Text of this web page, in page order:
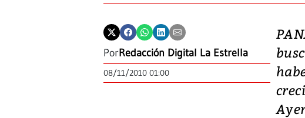
PorRedacción Digital La Estrella
08/11/2010 01:00